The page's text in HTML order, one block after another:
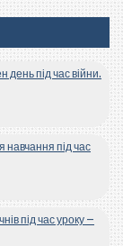
день під час війни.
навчання під час
під час уроку –